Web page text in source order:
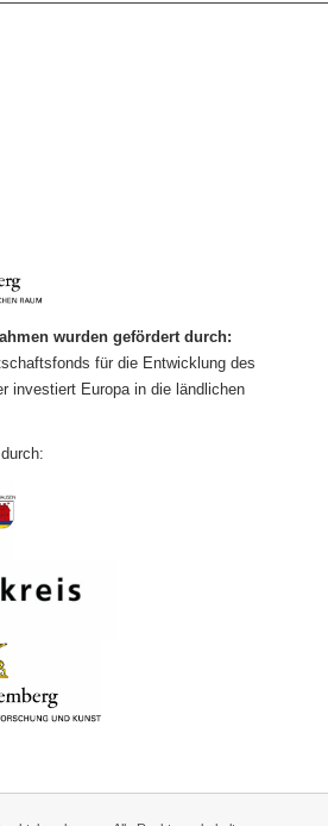
wurden gefördert durch:
für die Entwicklung des
investiert Europa in die ländlichen